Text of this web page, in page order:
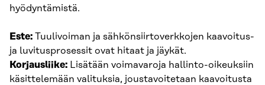
hyödyntämistä.
Este: Tuulivoiman ja sähkönsiirtoverkkojen kaavoitus-
ja luvitusprosessit ovat hitaat ja jäykät.
Korjausliike: Lisätään voimavaroja hallinto-oikeuksiin
käsittelemään valituksia, joustavoitetaan kaavoitusta